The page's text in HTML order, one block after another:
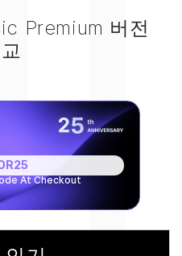
Premium 버전
At Checkout